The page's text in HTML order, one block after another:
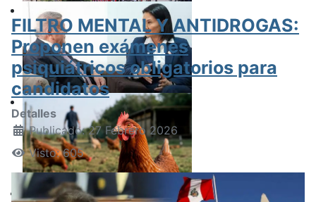
FILTRO MENTAL Y ANTIDROGAS:
Proponen exámenes
psiquiátricos obligatorios para
candidatos
Detalles
Publicado: 27 Febrero 2026
Visto: 605